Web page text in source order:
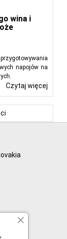
wina i
napojów na
Czytaj więcej